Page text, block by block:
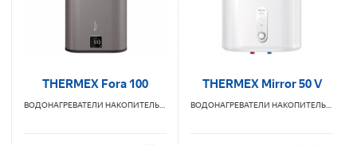
THERMEX Fora 100
THERMEX
THERMEX Mirror 50 V